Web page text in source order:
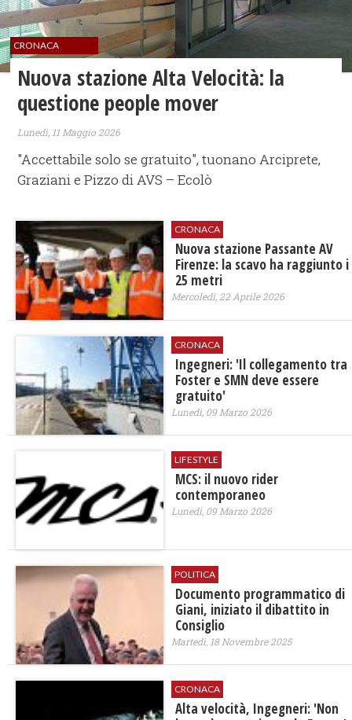
CRONACA
Nuova stazione Alta Velocità: la
questione people mover
Lunedì, 11 Maggio 2026
"Accettabile solo se gratuito", tuonano Arciprete,
Graziani e Pizzo di AVS – Ecolò
CRONACA
Nuova stazione Passante AV
Firenze: la scavo ha raggiunto i
25 metri
Mercoledì, 22 Aprile 2026
CRONACA
Ingegneri: 'Il collegamento tra
Foster e SMN deve essere
gratuito'
Lunedì, 09 Marzo 2026
LIFESTYLE
MCS: il nuovo rider
contemporaneo
Lunedì, 09 Marzo 2026
POLITICA
Documento programmatico di
Giani, iniziato il dibattito in
Consiglio
Martedì, 18 Novembre 2025
CRONACA
Alta velocità, Ingegneri: 'Non